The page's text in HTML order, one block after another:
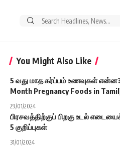
Search
You Might Also Like
5 வது மாத கர்ப்பம் உணவுகள்
Month Pregnancy Foods in
29/01/2024
பிரசவத்திற்குப் பிறகு உடல்
5 குறிப்புகள்
31/01/2024